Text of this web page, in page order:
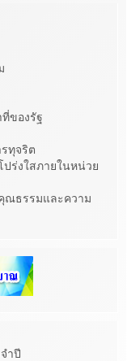
ที่ของรัฐ
ทุจริต
ร่งใสภายในหน่วย
ณธรรมและความ
ำปี